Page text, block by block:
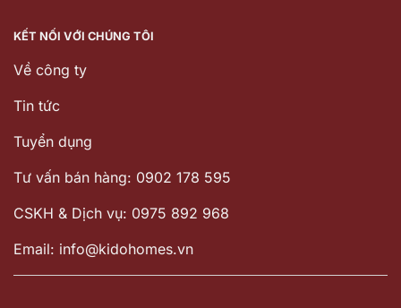
KẾT NỐI VỚI CHÚNG TÔI
Về công ty
Tin tức
Tuyển dụng
Tư vấn bán hàng: 0902 178 595
CSKH & Dịch vụ: 0975 892 968
Email: info@kidohomes.vn